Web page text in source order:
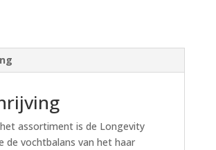
assortiment is de Longevity
de vochtbalans van het haar